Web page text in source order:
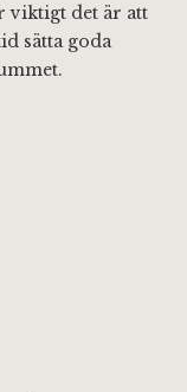
viktigt det är att
sätta goda